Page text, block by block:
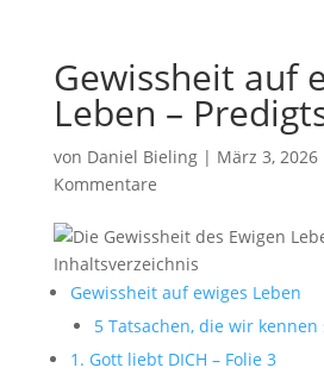
Gewissheit auf
Leben –
von Daniel Bieling| März 3, 2026
Kommentare
Inhaltsverzeichnis
Gewissheit auf ewiges Leben
5 Tatsachen, die wir kennen
1. Gott liebt DICH – Folie 3